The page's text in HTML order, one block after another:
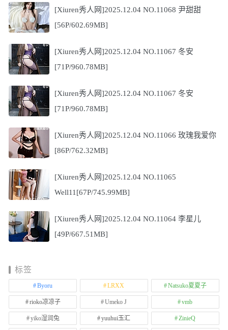
[Xiuren秀人网]2025.12.04 NO.11068 尹甜甜
[56P/602.69MB]
[Xiuren秀人网]2025.12.04 NO.11067 冬安
[71P/960.78MB]
[Xiuren秀人网]2025.12.04 NO.11067 冬安
[71P/960.78MB]
[Xiuren秀人网]2025.12.04 NO.11066 玫瑰我爱你
[86P/762.32MB]
[Xiuren秀人网]2025.12.04 NO.11065
Well11[67P/745.99MB]
[Xiuren秀人网]2025.12.04 NO.11064 李星儿
[49P/667.51MB]
标签
Byoru LRXX Natsuko夏夏子
rioko凉凉子 Umeko J vmb
yiko湿润兔 yuuhui玉汇 ZinieQ